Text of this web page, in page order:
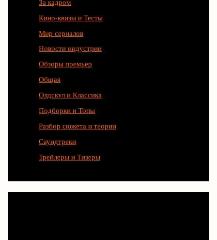
За кадром
Кино-квизы и Тесты
Мир сериалов
Новости индустрии
Обзоры премьер
Общая
Олдскул и Классика
Подборки и Топы
Разбор сюжета и теории
Саундтреки
Трейлеры и Тизеры